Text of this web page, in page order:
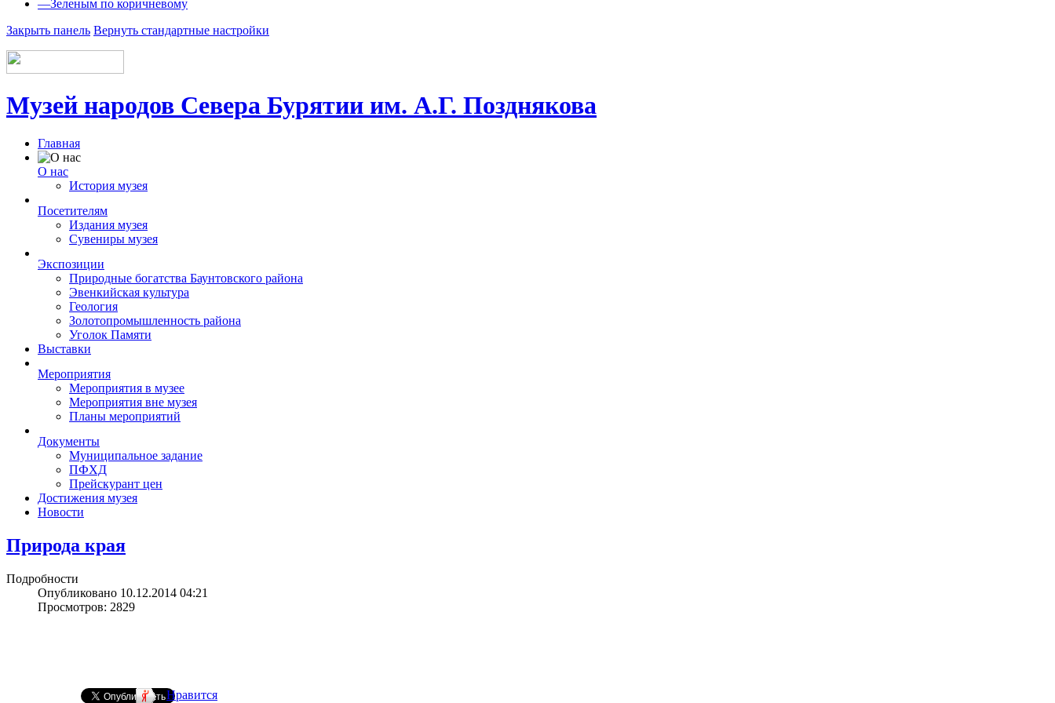
—Зеленым по коричневому
Закрыть панель Вернуть стандартные настройки
Музей народов Севера Бурятии им. А.Г. Позднякова
Главная
О нас
История музея
Посетителям
Издания музея
Сувениры музея
Экспозиции
Природные богатства Баунтовского района
Эвенкийская культура
Геология
Золотопромышленность района
Уголок Памяти
Выставки
Мероприятия
Мероприятия в музее
Мероприятия вне музея
Планы мероприятий
Документы
Муниципальное задание
ПФХД
Прейскурант цен
Достижения музея
Новости
Природа края
Подробности
Опубликовано 10.12.2014 04:21
Просмотров: 2829
Нравится